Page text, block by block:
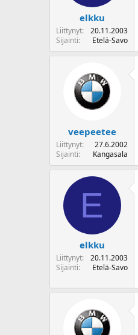
u
n
a
p
ä
i
v
ä
elkku
Liittynyt
20.11.2003
Sijainti
Etelä-Savo
veepeetee
Liittynyt
27.6.2002
Sijainti
Kangasala
E
elkku
Liittynyt
20.11.2003
Sijainti
Etelä-Savo